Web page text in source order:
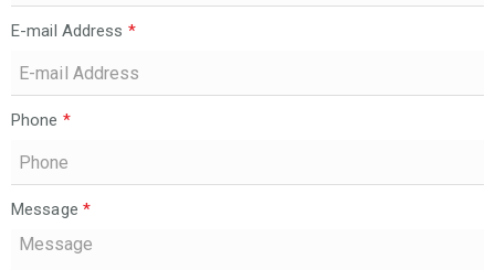
E-mail Address *
Phone *
Message *